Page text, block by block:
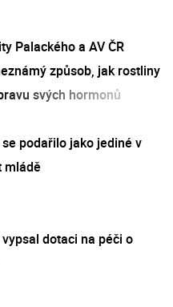
Palackého a AV ČR
způsob, jak rostliny
svých hormonů
podařilo jako jediné v
mládě
dotaci na péči o